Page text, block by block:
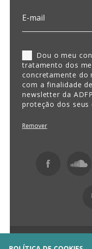
Dou o meu
tratamento dos
concretamente do
com a finalidade
newsletter da
proteção dos seus
Remover